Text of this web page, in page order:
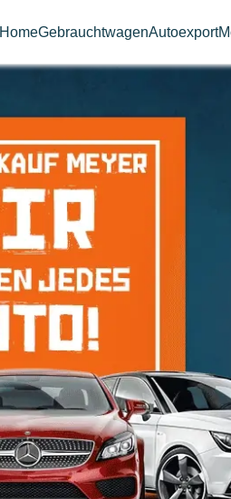
HomeGebrauchtwagenAutoexport